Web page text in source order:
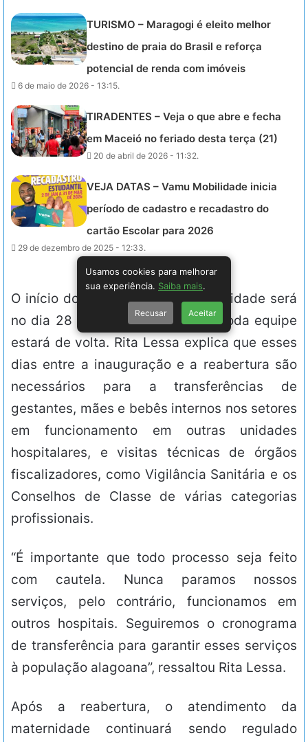
TURISMO – Maragogi é eleito melhor
destino de praia do Brasil e reforça
potencial de renda com imóveis
6 de maio de 2026 - 13:15.
TIRADENTES – Veja o que abre e fecha
em Maceió no feriado desta terça (21)
20 de abril de 2026 - 11:32.
VEJA DATAS – Vamu Mobilidade inicia
período de cadastro e recadastro do
cartão Escolar para 2026
29 de dezembro de 2025 - 12:33.
O início do atendimento na maternidade será
no dia 28 de dezembro, quando toda equipe
estará de volta. Rita Lessa explica que esses
dias entre a inauguração e a reabertura são
necessários para a transferências de
gestantes, mães e bebês internos nos setores
em funcionamento em outras unidades
hospitalares, e visitas técnicas de órgãos
fiscalizadores, como Vigilância Sanitária e os
Conselhos de Classe de várias categorias
profissionais.
“É importante que todo processo seja feito
com cautela. Nunca paramos nossos
serviços, pelo contrário, funcionamos em
outros hospitais. Seguiremos o cronograma
de transferência para garantir esses serviços
à população alagoana”, ressaltou Rita Lessa.
Após a reabertura, o atendimento da
maternidade continuará sendo regulado
Usamos cookies para melhorar
sua experiência. Saiba mais.
Recusar Aceitar